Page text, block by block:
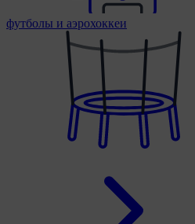
футболы и аэрохоккеи